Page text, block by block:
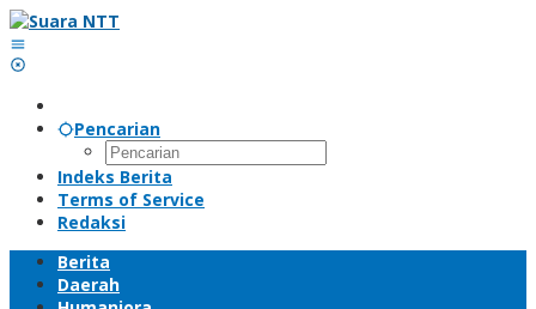
Lewati
ke
konten
Pencarian
Indeks Berita
Terms of Service
Redaksi
Berita
Daerah